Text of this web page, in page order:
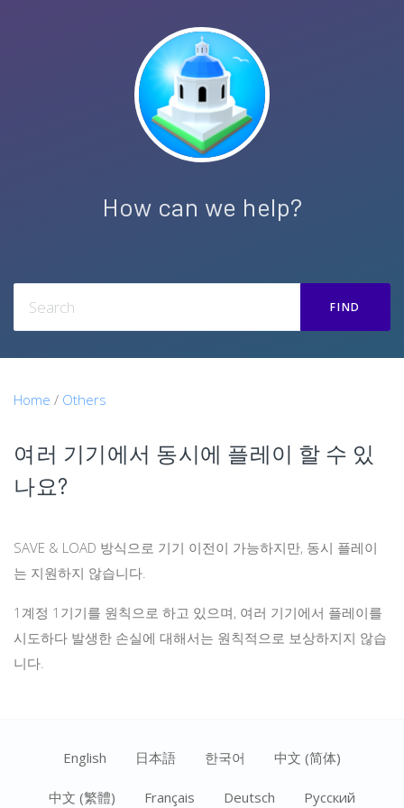
How can we help?
FIND
Home / Others
여러 기기에서 동시에 플레이 할 수 있
나요?
SAVE & LOAD 방식으로 기기 이전이 가능하지만, 동시 플레이
는 지원하지 않습니다.
1계정 1기기를 원칙으로 하고 있으며, 여러 기기에서 플레이를
시도하다 발생한 손실에 대해서는 원칙적으로 보상하지지 않습
니다.
English 日本語 한국어 中文 (简体)
中文 (繁體) Français Deutsch Ρусский